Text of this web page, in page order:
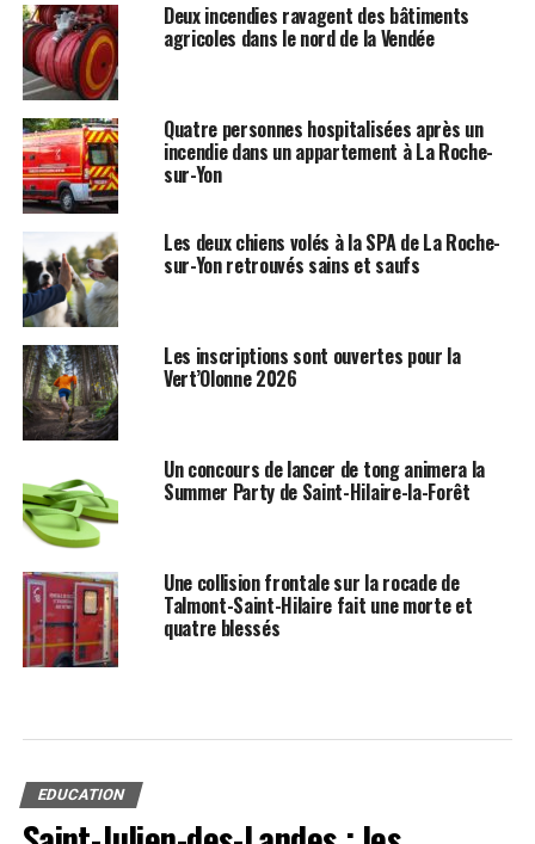
Deux incendies ravagent des bâtiments
agricoles dans le nord de la Vendée
Quatre personnes hospitalisées après un
incendie dans un appartement à La Roche-
sur-Yon
Les deux chiens volés à la SPA de La Roche-
sur-Yon retrouvés sains et saufs
Les inscriptions sont ouvertes pour la
Vert’Olonne 2026
Un concours de lancer de tong animera la
Summer Party de Saint-Hilaire-la-Forêt
Une collision frontale sur la rocade de
Talmont-Saint-Hilaire fait une morte et
quatre blessés
EDUCATION